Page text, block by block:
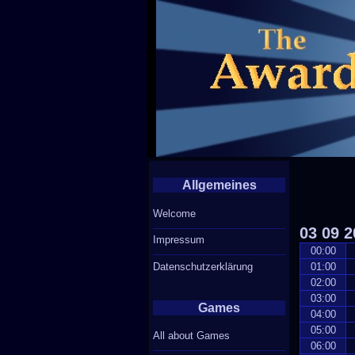
03 09
00:00
01:00
02:00
03:00
04:00
05:00
06:00
Allgemeines
Welcome
Impressum
Datenschutzerklärung
Games
All about Games